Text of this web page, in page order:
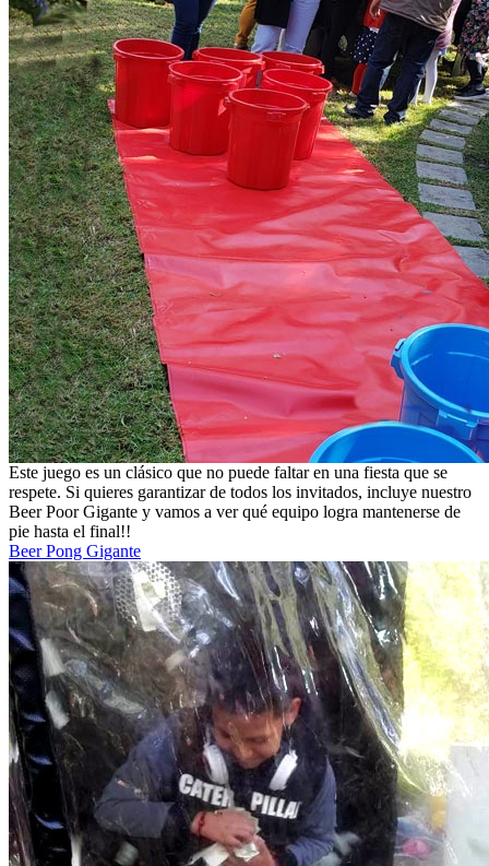
Este juego es un clásico que no puede faltar en una fiesta que se
respete. Si quieres garantizar de todos los invitados, incluye nuestro
Beer Poor Gigante y vamos a ver qué equipo logra mantenerse de
pie hasta el final!!
Beer Pong Gigante